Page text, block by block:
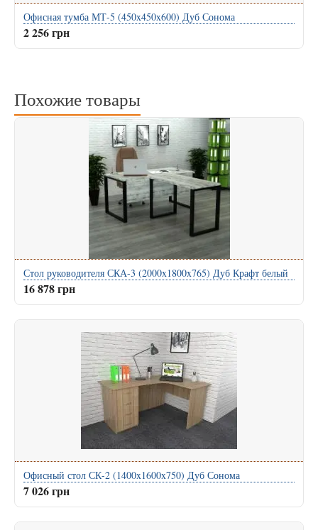
Офисная тумба МТ-5 (450x450x600) Дуб Сонома
2 256 грн
Похожие товары
Стол руководителя СКА-3 (2000x1800x765) Дуб Крафт белый
16 878 грн
Офисный стол СК-2 (1400x1600x750) Дуб Сонома
7 026 грн